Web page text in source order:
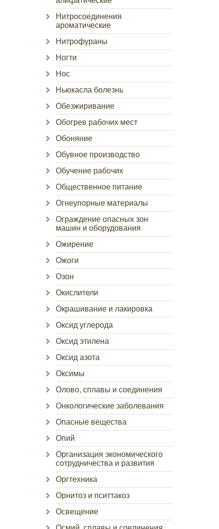
Нитросоединения
ароматические
Нитрофураны
Ногти
Нос
Ньюкасла болезнь
Обезжиривание
Обогрев рабочих мест
Обоняние
Обувное производство
Обучение рабочих
Общественное питание
Огнеупорные материалы
Ограждение опасных зон
машин и оборудования
Ожирение
Ожоги
Озон
Окислители
Окрашивание и лакировка
Оксид углерода
Оксид этилена
Оксид азота
Оксимы
Олово, сплавы и соединения
Онкологические заболевания
Опасные вещества
Опий
Организация экономического
сотрудничества и развития
Оргтехника
Орнитоз и пситтакоз
Освещение